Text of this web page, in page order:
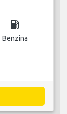
local_gas_station
Benzina